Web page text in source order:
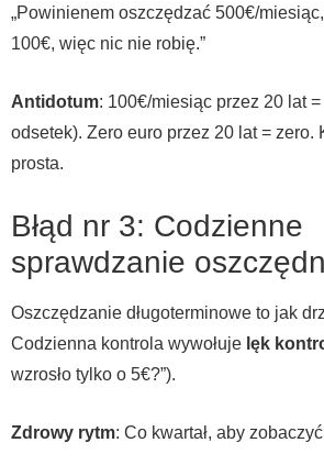
„Powinienem oszczędzać 500€/
100€, więc nic nie robię.”
Antidotum: 100€/miesiąc przez 20 lat
odsetek). Zero euro przez 20 lat = zero.
prosta.
Błąd nr 3: Codzienne
sprawdzanie
Oszczędzanie długoterminowe to jak
Codzienna kontrola wywołuje lęk
wzrosło tylko o 5€?”).
Zdrowy rytm: Co kwartał, aby